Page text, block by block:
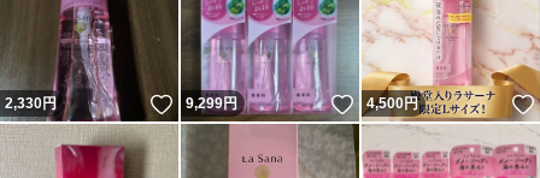
2,330円 いいね！
9,299円 いいね！
4,500円